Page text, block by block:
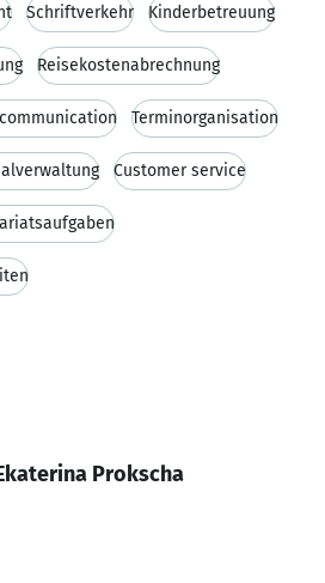
Schriftverkehr Kinderbetreuung
Reisekostenabrechnung
Terminorganisation
Customer service
Prokscha